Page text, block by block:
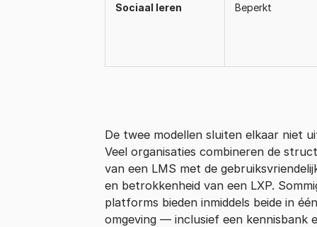
Sociaal leren Beperkt
De twee modellen sluiten elkaar niet
Veel organisaties combineren de
van een LMS met de
en betrokkenheid van een LXP.
platforms bieden inmiddels beide in één
omgeving — inclusief een kennisbank